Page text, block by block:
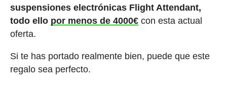
suspensiones electrónicas Flight Attendant,
todo ello por menos de 4000€ con esta actual
oferta.
Si te has portado realmente bien, puede que este
regalo sea perfecto.